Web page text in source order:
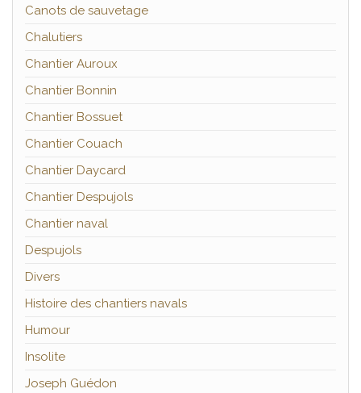
Canots de sauvetage
Chalutiers
Chantier Auroux
Chantier Bonnin
Chantier Bossuet
Chantier Couach
Chantier Daycard
Chantier Despujols
Chantier naval
Despujols
Divers
Histoire des chantiers navals
Humour
Insolite
Joseph Guédon